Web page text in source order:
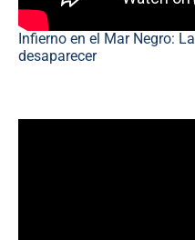
Infierno en el Mar Negro:
desaparecer